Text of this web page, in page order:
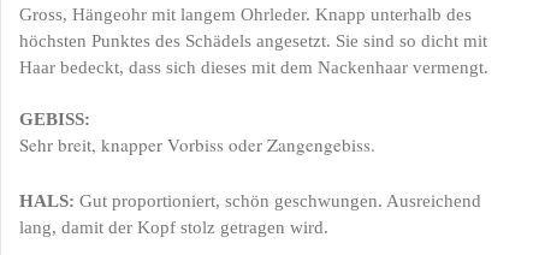
Gross, Hängeohr mit langem Ohrleder. Knapp unterhalb des
höchsten Punktes des Schädels angesetzt. Sie sind so dicht mit
Haar bedeckt, dass sich dieses mit dem Nackenhaar vermengt.
GEBISS:
Sehr breit, knapper Vorbiss oder Zangengebiss.
HALS: Gut proportioniert, schön geschwungen. Ausreichend
lang, damit der Kopf stolz getragen wird.